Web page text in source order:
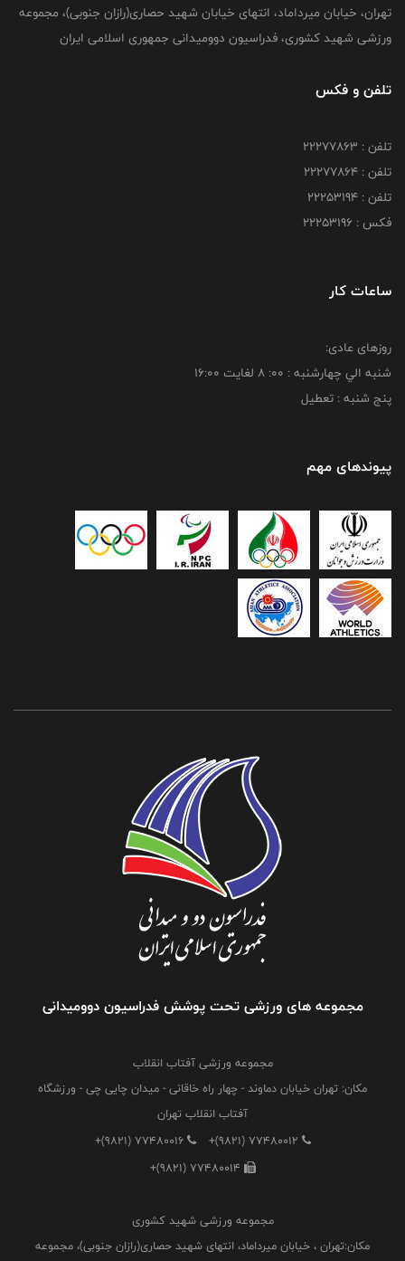
تهران، خیابان میرداماد، انتهای خیابان شهید حصاری(رازان جنوبی)، مجموعه
ورزشی شهید کشوری، فدراسیون دوومیدانی جمهوری اسلامی ایران
تلفن و فکس
تلفن : 22277863
تلفن : 22277864
تلفن : 22253194
فکس : 22253196
ساعات کار
روزهای عادی:
شنبه الي چهارشنبه : 00: 8 لغايت 16:00
پنج شنبه : تعطیل
پیوندهای مهم
مجموعه های ورزشی تحت پوشش فدراسیون دوومیدانی
مجموعه ورزشی آفتاب انقلاب
مکان: تهران خیابان دماوند - چهار راه خاقانی - میدان چایی چی - ورزشگاه
آفتاب انقلاب تهران
+(9821) 77480012
+(9821) 77480016
+(9821) 77480014
مجموعه ورزشی شهید کشوری
مکان:تهران ، خیابان میرداماد، انتهای شهید حصاری(رازان جنوبی)، مجموعه